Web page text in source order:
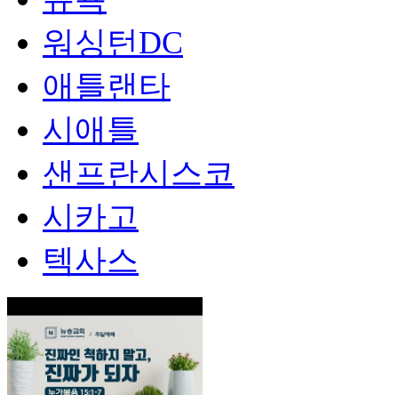
워싱턴DC
애틀랜타
시애틀
샌프란시스코
시카고
텍사스